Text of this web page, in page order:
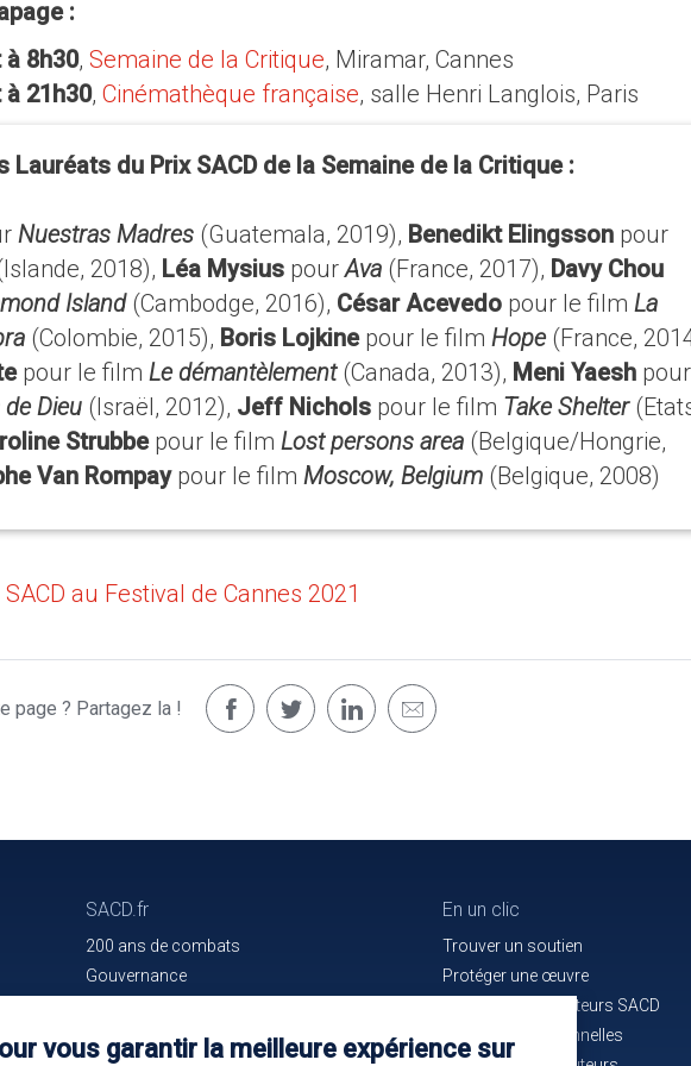
:
8h30, Semaine de la Critique, Miramar, Cannes
21h30, Cinémathèque française, salle Henri Langlois, Paris
Lauréats du Prix SACD de la Semaine de la Critique :
Nuestras Madres (Guatemala, 2019), Benedikt Elingsson pour
2018), Léa Mysius pourAva (France, 2017), Davy Chou
Island(Cambodge, 2016), César Acevedo pour le film La
(Colombie, 2015), Boris Lojkine pour le film Hope (France,
pour le film Le démantèlement (Canada, 2013), Meni Yaesh
Dieu (Israël, 2012), Jeff Nichols pour le film Take Shelter
Strubbepour le film Lost persons area (Belgique/Hongrie,
Van Rompay pour le film Moscow, Belgium (Belgique, 2008)
au Festival de Cannes 2021
page ? Partagez la !
SACD.fr
200 ans de combats
Gouvernance
Communiqués de presse
En un clic
Trouver un soutien
Protéger une œuvre
La maison des auteurs SACD
Alertes professionnelles
vous garantir la meilleure expérience sur